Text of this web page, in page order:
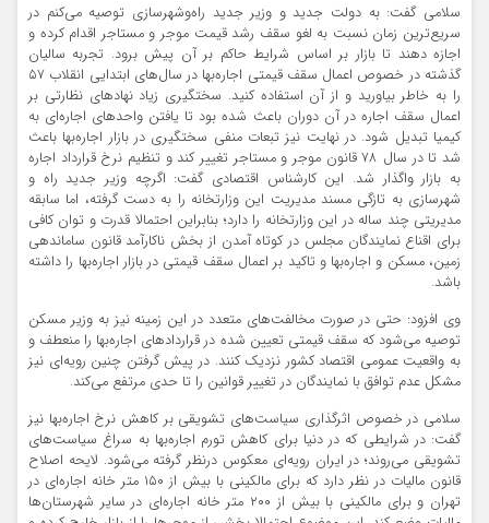
سلامی گفت: به دولت جدید و وزیر جدید راه‌‌وشهرسازی توصیه می‌‌کنم در
سریع‌ترین زمان نسبت به لغو سقف رشد قیمت موجر و مستاجر اقدام کرده و
اجازه دهند تا بازار بر اساس شرایط حاکم بر آن پیش برود. تجربه سالیان
گذشته در خصوص اعمال سقف قیمتی اجاره‌‌بها در سال‌های ابتدایی انقلاب ۵۷
را به خاطر بیاورید و از آن استفاده کنید. سختگیری زیاد نهادهای نظارتی بر
اعمال سقف اجاره در آن دوران باعث شده بود تا یافتن واحدهای اجاره‌‌ای به
کیمیا تبدیل شود. در نهایت نیز تبعات منفی سختگیری در بازار اجاره‌‌بها باعث
شد تا در سال ۷۸ قانون موجر و مستاجر تغییر کند و تنظیم نرخ قرارداد اجاره
به بازار واگذار شد. این کارشناس اقتصادی گفت: اگرچه وزیر جدید راه و
شهرسازی به تازگی مسند مدیریت این وزارتخانه را به دست گرفته، اما سابقه
مدیریتی چند ساله در این وزارتخانه را دارد؛ بنابراین احتمالا قدرت و توان کافی
برای اقناع نمایندگان مجلس در کوتاه آمدن از بخش ناکارآمد قانون ساماندهی
زمین، مسکن و اجاره‌بها و تاکید بر اعمال سقف قیمتی در بازار اجاره‌‌بها را داشته
باشد.
وی افزود: حتی در صورت مخالفت‌‌های متعدد در این زمینه نیز به وزیر مسکن
توصیه می‌شود که سقف قیمتی تعیین شده در قراردادهای اجاره‌‌بها را منعطف و
به واقعیت عمومی اقتصاد کشور نزدیک کنند. در پیش گرفتن چنین رویه‌‌ای نیز
مشکل عدم توافق با نمایندگان در تغییر قوانین را تا حدی مرتفع می‌کند.
سلامی در خصوص اثرگذاری سیاست‌‌های تشویقی بر کاهش نرخ اجاره‌‌بها نیز
گفت: در شرایطی که در دنیا برای کاهش تورم اجاره‌‌بها به سراغ سیاست‌‌های
تشویقی می‌‌روند؛ در ایران رویه‌‌ای معکوس درنظر گرفته می‌شود. لایحه اصلاح
قانون مالیات در نظر دارد که برای مالکینی با بیش از ۱۵۰ متر خانه اجاره‌‌ای در
تهران و برای مالکینی با بیش از ۲۰۰ متر خانه اجاره‌‌ای در سایر شهرستان‌‌ها